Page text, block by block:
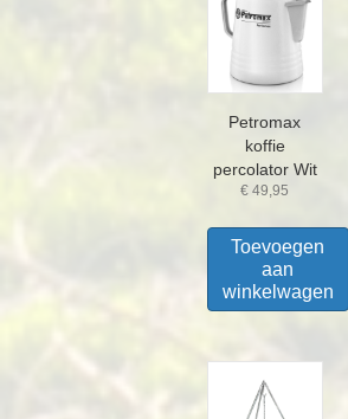
Petromax
koffie
percolator Wit
€ 49,95
Toevoegen
aan
winkelwagen